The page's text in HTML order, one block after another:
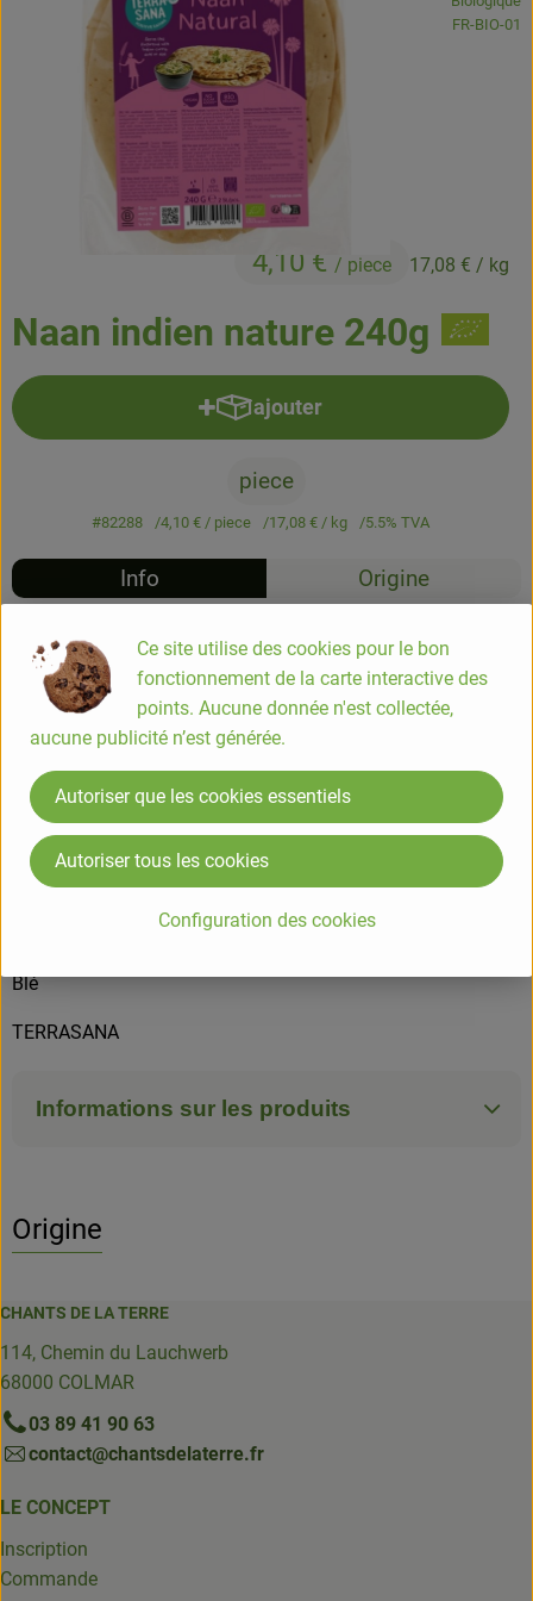
Boissons
Accessoires et divers
Cosmétique et hygiène
C'est nous
Naan indien nature 240g
4,10 € / piece 17,08 € / kg
, Autorité
FR-BIO-01
ajouter
Ajouter le produit au panier
piece
#82288 4,10 € / piece 17,08 € / kg 5.5% TVA
Info Origine
Info
Pain plat indien, idéal pour accompagner un curry ou à
partager à l'apéritif, 2 par paquet
COMPOSITION
farine de BLÉ*, eau, huile de tournesol*, sel marin, protéine
de pois*, flocons de pommes de terre*, graines de kalonji*,
Blé
TERRASANA
Informations sur les produits
Origine
CHANTS DE LA TERRE
114, Chemin du Lauchwerb
68000 COLMAR
03 89 41 90 63
contact@chantsdelaterre.fr
LE CONCEPT
Inscription
Commande
Ce site utilise des cookies pour le bon
fonctionnement de la carte interactive des
points. Aucune donnée n'est collectée,
aucune publicité n’est générée.
Configuration des cookies
Autoriser que les cookies essentiels
Autoriser tous les cookies